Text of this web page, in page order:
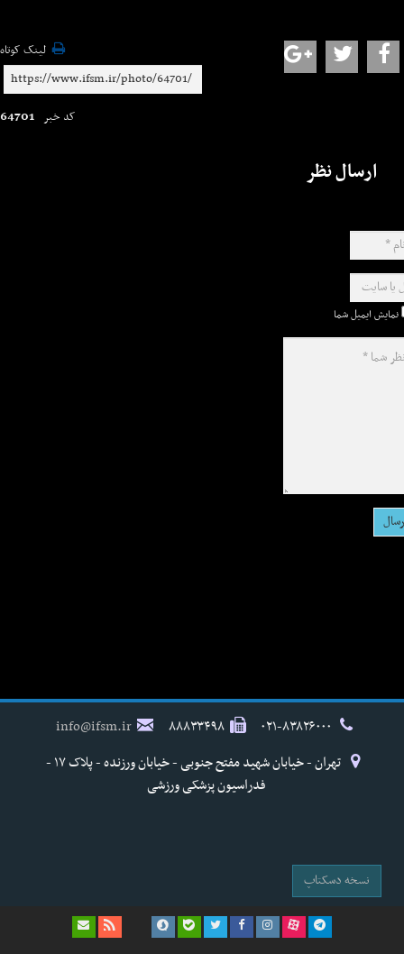
لینک کوتاه
کد خبر 64701
ارسال نظر
نمایش ایمیل شما
۸۸۸۳۳۴۹۸
info@ifsm.ir
تهران - خیابان شهید مفتح جنوبی - خیابان ورزنده - پلاک ۱۷ -
فدراسیون پزشکی ورزشی
نسخه دسکتاپ